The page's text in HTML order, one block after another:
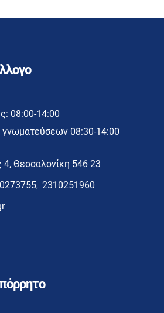
08:00-14:00
γνωματεύσεων 08:30-14:00
4, Θεσσαλονίκη 546 23
, 2310251960